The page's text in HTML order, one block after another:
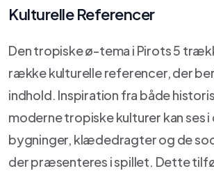
Kulturelle Referencer
Den tropiske ø-tema i Pirots 5
række kulturelle referencer, der
indhold. Inspiration fra både
moderne tropiske kulturer kan ses
bygninger, klædedragter og de
der præsenteres i spillet. Dette